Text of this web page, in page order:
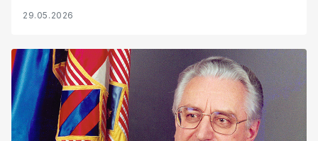
u partizanima?
29.05.2026